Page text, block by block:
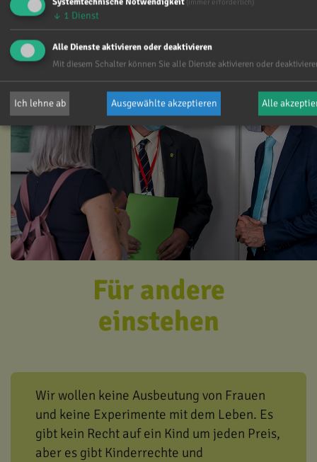
Für andere
einstehen
Wir wollen keine Ausbeutung von Frauen
und keine Experimente mit dem Leben. Es
gibt kein Recht auf ein Kind um jeden Preis,
aber es gibt Kinderrechte und
↓ 1 Dienst
Alle Dienste aktivieren oder deaktivieren
Mit diesem Schalter können Sie alle Dienste aktivieren oder
Ich lehne ab Ausgewählte akzeptieren Alle